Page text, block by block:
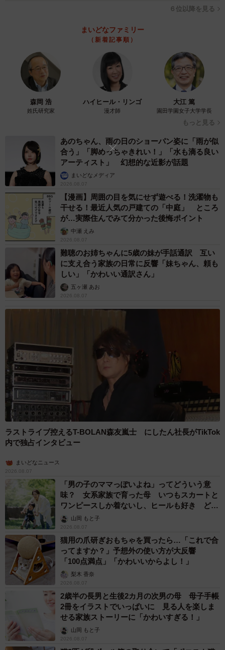
過去に種芋からじゃがいもを栽培した経験があったつりき
っぷさんですが、「発芽には芽が必要なことは知っていま
した。でも、あの薄い皮から発芽したのは本当に驚きでし
た」と当時を振り返ります。
プランターに植え替えて2カ月、大きく育ったじゃがいも／つりきっぷさ
ん（@KIPP）提供
芽が出てからは、2カ月間かけて育て、見事に収穫に成功し
ました。しかし、当初から収穫を狙っていたわけではなか
ったといいます。
「狙って発芽させたわけではなかったので、栽培の適期で
はなかったし、虫の被害も心配でした。ダメ元だったの
で、あまり期待はせず基本は放置でした」
６位以降を見る
まいどなファミリー
（新着記事順）
森岡 浩
姓氏研究家
ハイヒール・リンゴ
漫才師
大江 篤
園田学園女子大学学長
もっと見る
あのちゃん、雨の日のショーパン姿に「雨が似
合う」「脚めっちゃきれい！」「水も滴る良い
アーティスト」 幻想的な近影が話題
まいどなメディア
2026.08.07
【漫画】周囲の目を気にせず遊べる！洗濯物も
干せる！最近人気の戸建ての「中庭」 ところ
が…実際住んでみて分かった後悔ポイント
中瀬 えみ
2026.08.07
難聴のお姉ちゃんに5歳の妹が手話通訳 互い
に支え合う家族の日常に反響「妹ちゃん、頼も
しい」「かわいい通訳さん」
五ヶ瀬 あお
2026.08.07
ラストライブ控えるT-BOLAN森友嵐士 にしたん社長がTikTok
内で独占インタビュー
まいどなニュース
2026.08.07
「男の子のママっぽいよね」ってどういう意
味？ 女系家族で育った母 いつもスカートと
ワンピースしか着ないし、ヒールも好き どの
へんが…
山岡 もと子
2026.08.07
猫用の爪研ぎおもちゃを買ったら…「これで合
ってますか？」予想外の使い方が大反響
「100点満点」「かわいいからよし！」
梨木 香奈
2026.08.07
2歳半の長男と生後2カ月の次男の母 母子手帳
2冊をイラストでいっぱいに 見る人を楽しま
せる家族ストーリーに「かわいすぎる！」
山岡 もと子
2026.08.07